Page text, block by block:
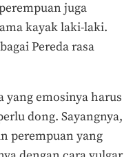
juga
kayak laki-laki.
Pereda rasa
yang emosinya harus
dong. Sayangnya,
perempuan yang